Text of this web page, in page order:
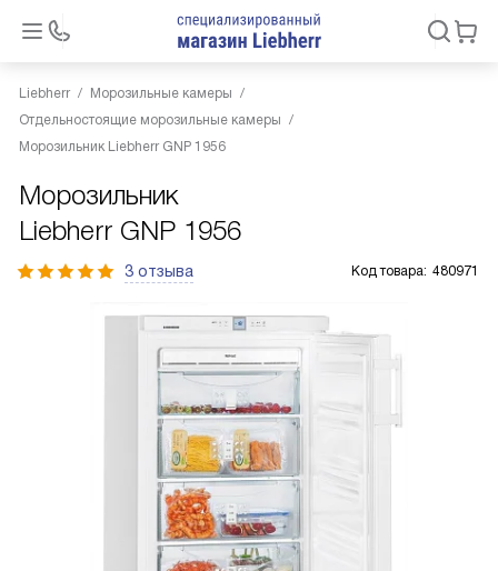
Liebherr
Морозильные камеры
Отдельностоящие морозильные камеры
Морозильник Liebherr GNP 1956
Морозильник
Liebherr GNP 1956
3 отзыва Код товара: 480971